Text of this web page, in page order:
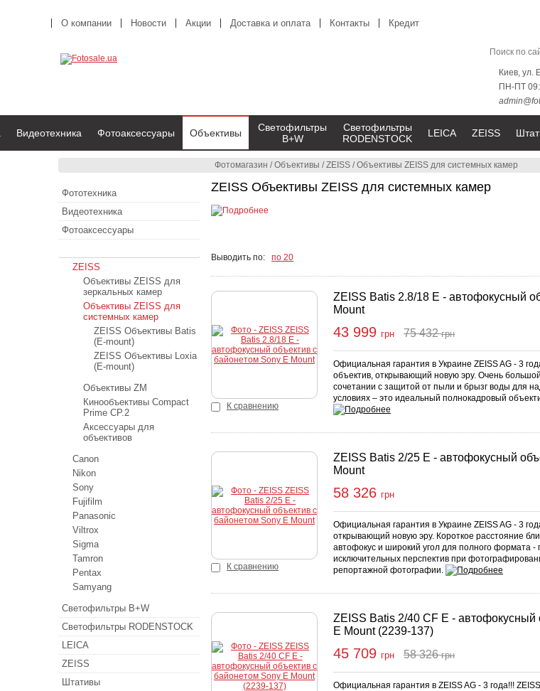
Фотомагазин /Объективы /ZEISS /Объективы ZEISS для системных камер
ZEISS Объективы ZEISS для системных камер
Выводить по: по 20
К сравнению
ZEISS Batis 2.8/18 E - автофокусный
Mount
43 999 грн 75 432грн
Купить
Официальная гарантия в Украине ZEISS AG - 3
объектив, открывающий новую эру. Очень
сочетании с защитой от пыли и брызг воды для
условиях – это идеальный полнокадровый
К сравнению
ZEISS Batis 2/25 E - автофокусный
Mount
58 326 грн
Купить
Официальная гарантия в Украине ZEISS AG - 3
открывающий новую эру. Короткое расстояние
автофокус и широкий угол для полного формата
исключительных перспектив при
репортажной фотографии.
ZEISS Batis 2/40 CF E - автофокусный
E Mount (2239-137)
45 709 грн 58 326грн
Купить
Официальная гарантия в ZEISS AG - 3 года!!!
О компании Новости Акции Доставка и оплата Контакты Кредит
Киев, ул.
ПН-ПТ
Видеотехника Фотоаксессуары Объективы
Светофильтры
B+W
Светофильтры
RODENSTOCK
LEICA ZEISS
Фототехника
Видеотехника
Фотоаксессуары
ZEISS
Объективы ZEISS для
зеркальных камер
Объективы ZEISS для
системных камер
ZEISS Объективы Batis
(E-mount)
ZEISS Объективы Loxia
(E-mount)
Объективы ZM
Кинообъективы Compact
Prime CP.2
Аксессуары для
объективов
Canon
Nikon
Sony
Fujifilm
Panasonic
Viltrox
Sigma
Tamron
Pentax
Samyang
Светофильтры B+W
Светофильтры RODENSTOCK
LEICA
ZEISS
Штативы